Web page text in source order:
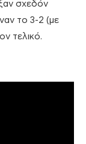
σχεδόν
το 3-2 (με
τελικό.